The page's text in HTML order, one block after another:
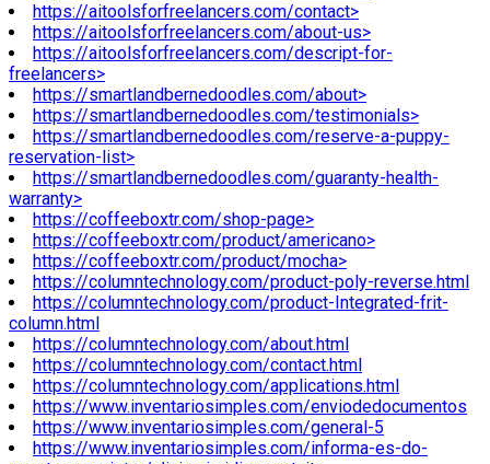
https://aitoolsforfreelancers.com/contact>
https://aitoolsforfreelancers.com/about-us>
https://aitoolsforfreelancers.com/descript-for-
freelancers>
https://smartlandbernedoodles.com/about>
https://smartlandbernedoodles.com/testimonials>
https://smartlandbernedoodles.com/reserve-a-puppy-
reservation-list>
https://smartlandbernedoodles.com/guaranty-health-
warranty>
https://coffeeboxtr.com/shop-page>
https://coffeeboxtr.com/product/americano>
https://coffeeboxtr.com/product/mocha>
https://columntechnology.com/product-poly-reverse.html
https://columntechnology.com/product-Integrated-frit-
column.html
https://columntechnology.com/about.html
https://columntechnology.com/contact.html
https://columntechnology.com/applications.html
https://www.inventariosimples.com/enviodedocumentos
https://www.inventariosimples.com/general-5
https://www.inventariosimples.com/informa-es-do-